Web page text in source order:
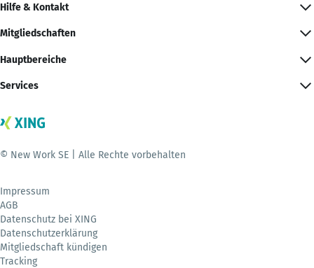
Hilfe & Kontakt
Mitgliedschaften
Hauptbereiche
Services
© New Work SE | Alle Rechte vorbehalten
Impressum
AGB
Datenschutz bei XING
Datenschutzerklärung
Mitgliedschaft kündigen
Tracking